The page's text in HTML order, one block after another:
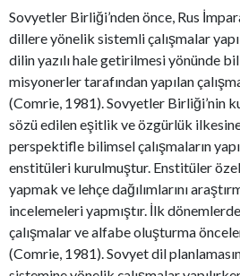
Sovyetler Birliği’nden önce, Rus
dillere yönelik sistemli çalışmalar
dilin yazılı hale getirilmesi yönünde
misyonerler tarafından yapılan
(Comrie, 1981). Sovyetler Birliği’nin
sözü edilen eşitlik ve özgürlük
perspektifle bilimsel çalışmaların
enstitüleri kurulmuştur. Enstitüler
yapmak ve lehçe dağılımlarını
incelemeleri yapmıştır. İlk
çalışmalar ve alfabe oluşturma
(Comrie, 1981). Sovyet dil